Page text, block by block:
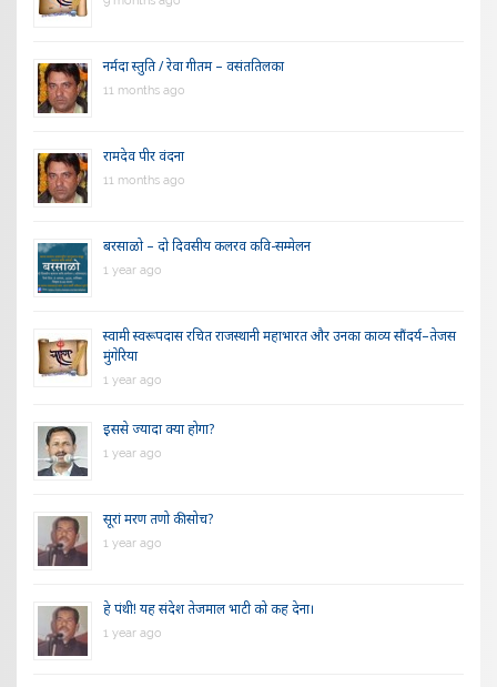
नर्मदा स्तुति / रेवा गीतम – वसंततिलका
11 months ago
रामदेव पीर वंदना
11 months ago
बरसाळो – दो दिवसीय कलरव कवि-सम्मेलन
1 year ago
स्वामी स्वरूपदास रचित राजस्थानी महाभारत और उनका काव्य सौंदर्य–तेजस
मुंगेरिया
1 year ago
इससे ज्यादा क्या होगा?
1 year ago
सूरां मरण तणो की सोच?
1 year ago
हे पंथी! यह संदेश तेजमाल भाटी को कह देना।
1 year ago